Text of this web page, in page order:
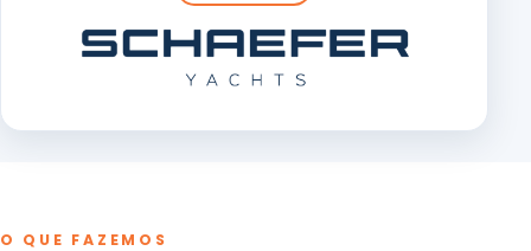
O QUE FAZEMOS